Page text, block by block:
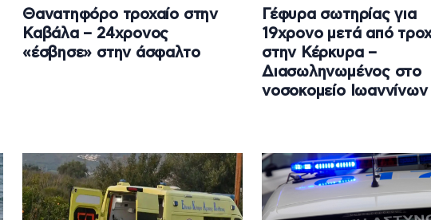
Θανατηφόρο τροχαίο στην
Καβάλα – 24χρονος
«έσβησε» στην άσφαλτο
Γέφυρα σωτηρίας για
19χρονο μετά από
στην Κέρκυρα –
Διασωληνωμένος στο
νοσοκομείο Ιωαννίνων